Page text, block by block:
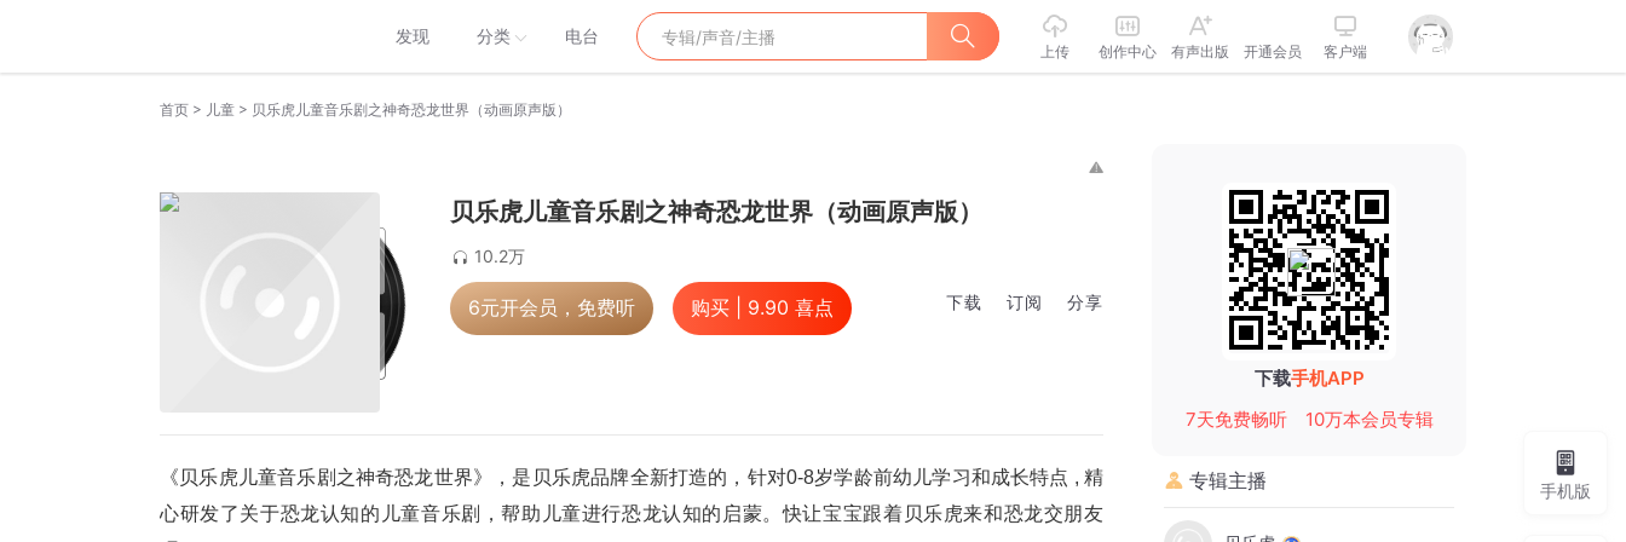
发现 分类 电台
上传 创作中心 有声出版 开通会员 客户端
首页 > 儿童 > 贝乐虎儿童音乐剧之神奇恐龙世界（动画原声版）
贝乐虎儿童音乐剧之神奇恐龙世界（动画原声版）
10.2万
6元开会员，免费听 购买 | 9.90 喜点 下载 订阅 分享
《贝乐虎儿童音乐剧之神奇恐龙世界》，是贝乐虎品牌全新打造的，针对0-8岁学龄前幼儿学习和成长特点 , 精
心研发了关于恐龙认知的儿童音乐剧，帮助儿童进行恐龙认知的启蒙。快让宝宝跟着贝乐虎来和恐龙交朋友
下载手机APP
7天免费畅听
10万本会员专辑
专辑主播 手机版